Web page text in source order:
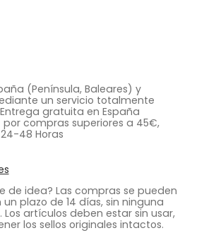
(Península, Baleares) y
un servicio totalmente
gratuita en España
por compras superiores a 45€,
48 Horas
de idea? Las compras se pueden
plazo de 14 días, sin ninguna
Los artículos deben estar sin usar,
los sellos originales intactos.